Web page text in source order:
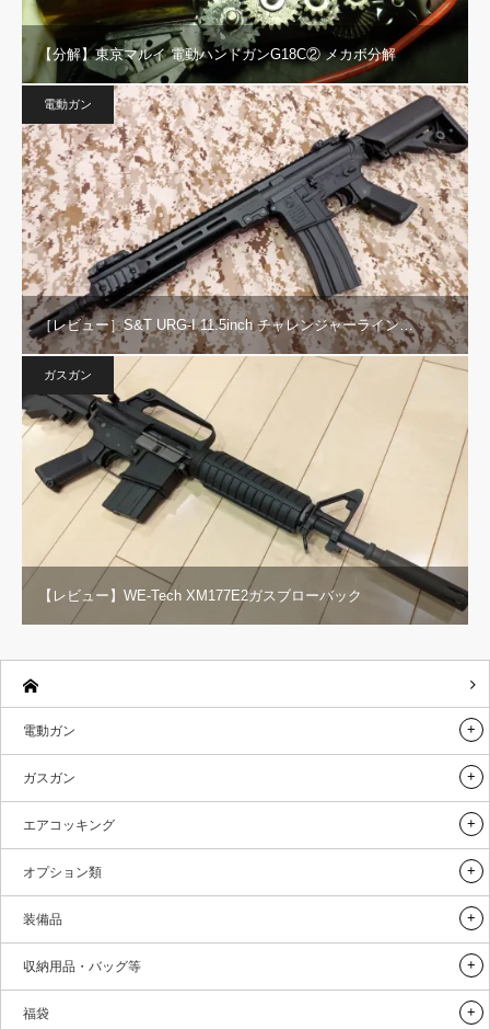
【分解】東京マルイ 電動ハンドガンG18C② メカボ分解
電動ガン
［レビュー］S&T URG-I 11.5inch チャレンジャーライン…
ガスガン
【レビュー】WE-Tech XM177E2ガスブローバック
電動ガン
ガスガン
エアコッキング
オプション類
装備品
収納用品・バッグ等
福袋